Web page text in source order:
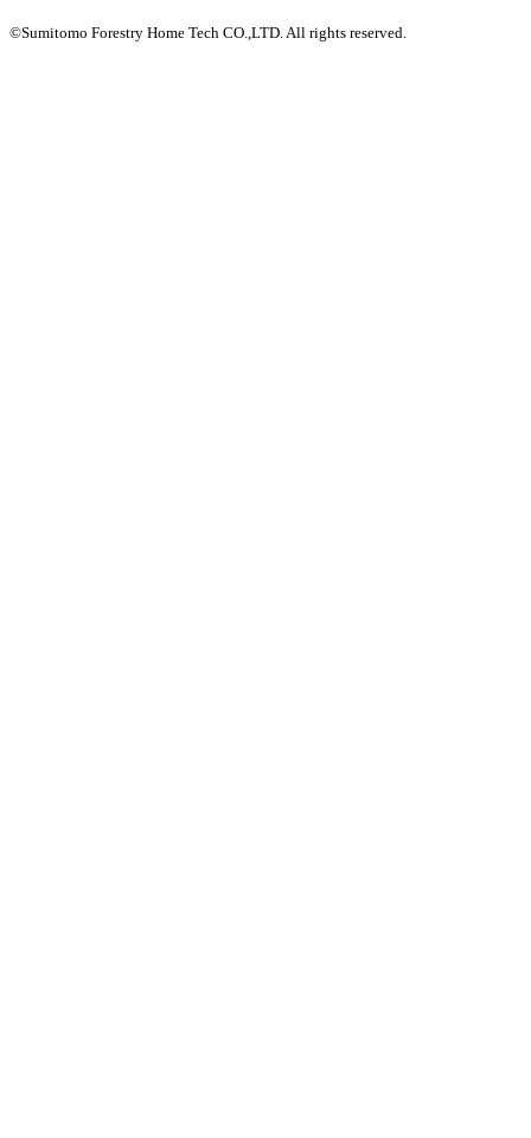
©Sumitomo Forestry Home Tech CO.,LTD. All rights reserved.